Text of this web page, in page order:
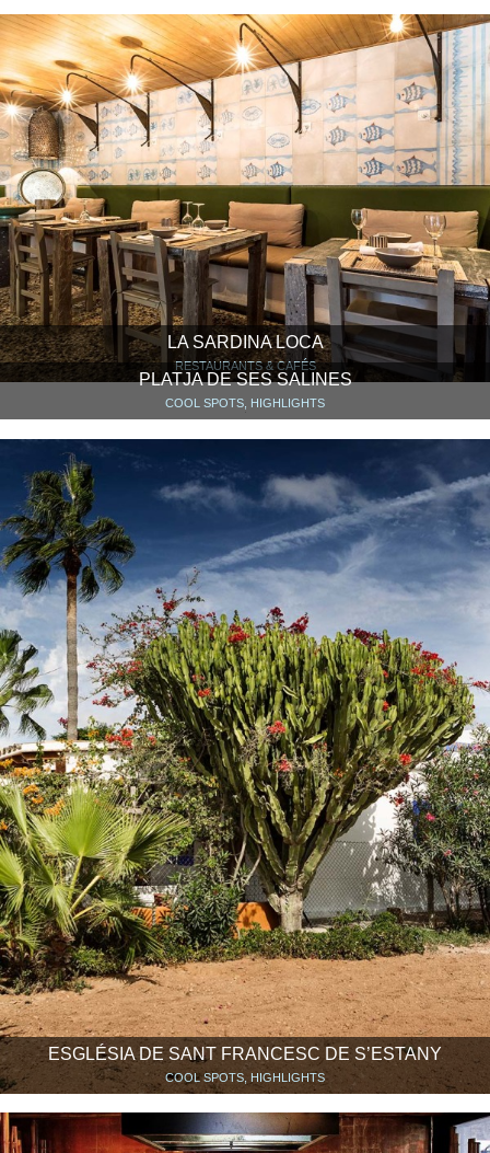
LA SARDINA LOCA
RESTAURANTS & CAFÉS
PLATJA DE SES SALINES
COOL SPOTS, HIGHLIGHTS
ESGLÉSIA DE SANT FRANCESC DE S’ESTANY
COOL SPOTS, HIGHLIGHTS